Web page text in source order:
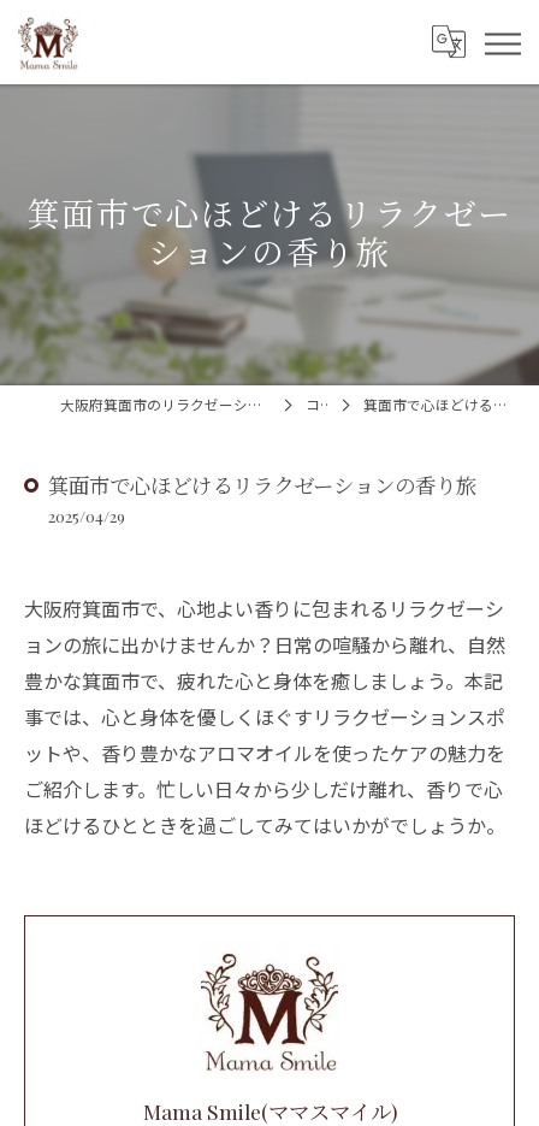
箕面市で心ほどけるリラクゼー
ションの香り旅
大阪府箕面市のリラクゼーションならMama Smile(ママスマイル) コラム 箕面市で心ほどけるリラクゼーションの香り旅
箕面市で心ほどけるリラクゼーションの香り旅
2025/04/29
大阪府箕面市で、心地よい香りに包まれるリラクゼーシ
ョンの旅に出かけませんか？日常の喧騒から離れ、自然
豊かな箕面市で、疲れた心と身体を癒しましょう。本記
事では、心と身体を優しくほぐすリラクゼーションスポ
ットや、香り豊かなアロマオイルを使ったケアの魅力を
ご紹介します。忙しい日々から少しだけ離れ、香りで心
ほどけるひとときを過ごしてみてはいかがでしょうか。
Mama Smile(ママスマイル)